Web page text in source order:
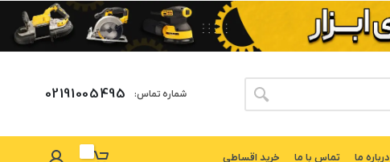
شماره تماس: 02191005495
درباره ما تماس با ما خرید اقساطی